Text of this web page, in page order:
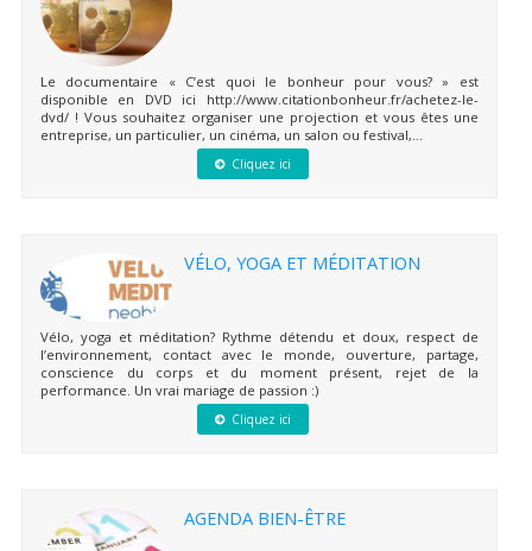
Le documentaire « C’est quoi le bonheur pour vous? » est
disponible en DVD ici http://www.citationbonheur.fr/achetez-le-
dvd/ ! Vous souhaitez organiser une projection et vous êtes une
entreprise, un particulier, un cinéma, un salon ou festival,...
Cliquez ici
VÉLO, YOGA ET MÉDITATION
Vélo, yoga et méditation? Rythme détendu et doux, respect de
l’environnement, contact avec le monde, ouverture, partage,
conscience du corps et du moment présent, rejet de la
performance. Un vrai mariage de passion :)
Cliquez ici
AGENDA BIEN-ÊTRE